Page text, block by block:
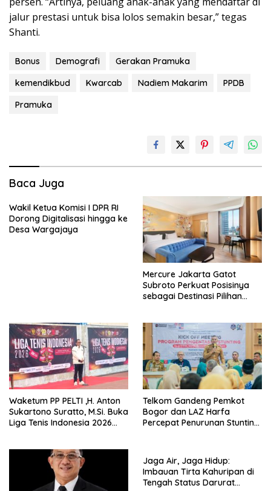
jalur prestasi untuk bisa lolos semakin besar,” tegas
Shanti.
Bonus Demografi
Gerakan Pramuka
kemendikbud
Kwarcab Nadiem Makarim
PPDB
Pramuka
Baca Juga
Wakil Ketua Komisi I DPR RI
Dorong Digitalisasi hingga ke
Desa Wargajaya
Mercure Jakarta Gatot
Subroto Perkuat Posisinya
sebagai Destinasi Pilihan
Jakarta Selatan
Waketum PP PELTI ,H. Anton
Sukartono Suratto, M.Si. Buka
Liga Tenis Indonesia 2026
Telkom Gandeng Pemkot
Bogor dan LAZ Harfa
Percepat Penurunan Stunting
Jaga Air, Jaga Hidup:
Imbauan Tirta Kahuripan di
Tengah Status Darurat